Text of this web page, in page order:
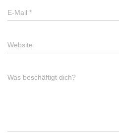
E-Mail *
Website
Was beschäftigt dich?